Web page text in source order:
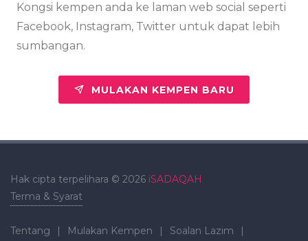
Kongsi kempen anda ke laman web social seperti
Facebook, Instagram, Twitter untuk dapat lebih
sumbangan.
MULAKAN KEMPEN BARU
Hak cipta terpelihara © 2026 iSADAQAH
Terma & Syarat
Tentang | Mulakan Kempen | Soalan Lazim |